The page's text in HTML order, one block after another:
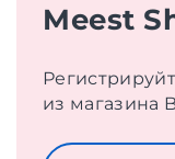
Meest
из магазина